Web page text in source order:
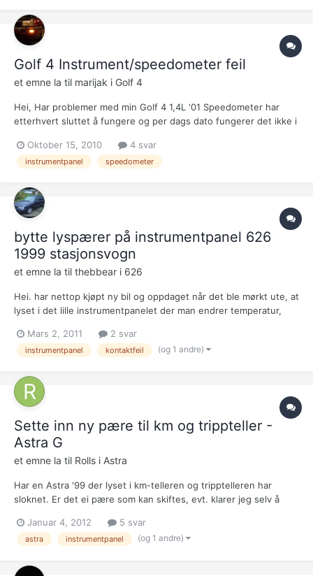
Golf 4 Instrument/speedometer feil
et emne la til marijak i Golf 4
Hei, Har problemer med min Golf 4 1,4L '01 Speedometer har
etterhvert sluttet å fungere og per dags dato fungerer det ikke i
andre ganger bevegde nåla på seg kun uten gasspådrag. Altså:
Nåla falt til bunns ved gasspådrag, hop...
Oktober 15, 2010 4 svar
instrumentpanel speedometer
bytte lyspærer på instrumentpanel 626
1999 stasjonsvogn
et emne la til thebbear i 626
Hei. har nettop kjøpt ny bil og oppdaget når det ble mørkt ute, at
lyset i det lille instrumentpanelet der man endrer temperatur,
rører på en bryter på det panelet. Om man banker i panelet,
kommer ikke lyset på igjen. Hvis man venter i 1...
Mars 2, 2011 2 svar
instrumentpanel kontaktfeil (og 1 andre)
Sette inn ny pære til km og trippteller -
Astra G
et emne la til Rolls i Astra
Har en Astra '99 der lyset i km-telleren og tripptelleren har
sloknet. Er det ei pære som kan skiftes, evt. klarer jeg selv å
i en viss vinkel.)
Januar 4, 2012 5 svar
astra instrumentpanel (og 1 andre)